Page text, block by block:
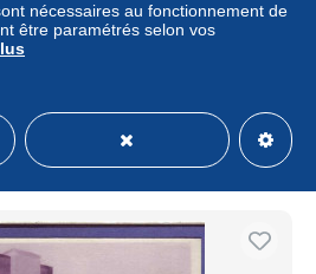
- CIMETIERE -
Particulier
nécessaires au fonctionnement de
être paramétrés selon vos